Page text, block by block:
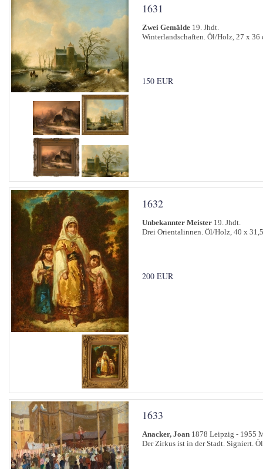
1631
Zwei Gemälde 19. Jhdt.
Winterlandschaften. Öl/Holz, 27 x 36
150 EUR
1632
Unbekannter Meister 19. Jhdt.
Drei Orientalinnen. Öl/Holz, 40 x
200 EUR
1633
Anacker, Joan 1878 Leipzig - 1955
Der Zirkus ist in der Stadt. Signiert.